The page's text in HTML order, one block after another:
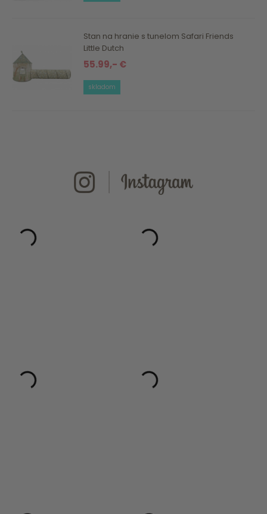
Stan na hranie s tunelom Safari Friends
Little Dutch
55.99,- €
skladom